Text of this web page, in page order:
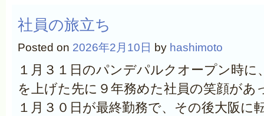
社員の旅立ち
Posted on 2026年2月10日 by hashimoto
１月３１日のパンデパルクオープン時に
を上げた先に９年務めた社員の笑顔があ
１月３０日が最終勤務で、その後大阪に